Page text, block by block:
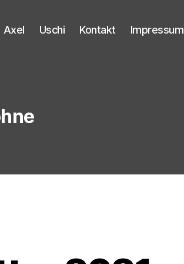
Axel Uschi Kontakt Impressum